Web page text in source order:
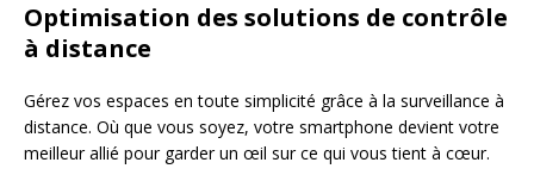
Optimisation des solutions de contrôle
à distance
Gérez vos espaces en toute simplicité grâce à la surveillance à
distance. Où que vous soyez, votre smartphone devient votre
meilleur allié pour garder un œil sur ce qui vous tient à cœur.